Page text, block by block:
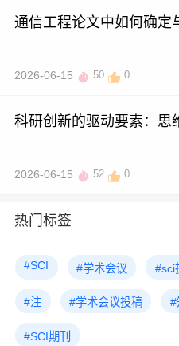
通信工程论文中如何确定
2026-06-15 50 0
科研创新的驱动要素：思
2026-06-15 52 0
热门标签
#SCI #学术会议 #sci
#注 #学术会议投稿 #
#SCI期刊